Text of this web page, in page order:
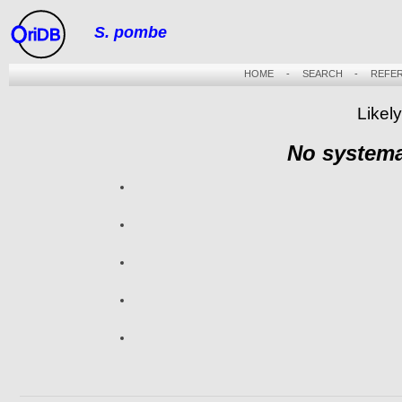
riDB S. pombe
HOME- SEARCH -
No